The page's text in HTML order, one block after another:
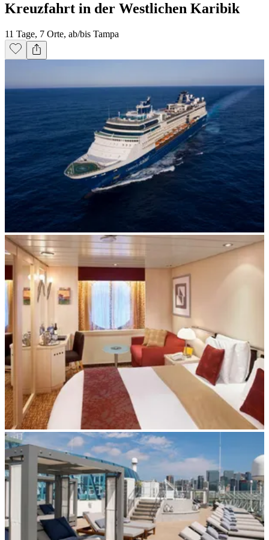
Kreuzfahrt in der Westlichen Karibik
11 Tage, 7 Orte, ab/bis Tampa